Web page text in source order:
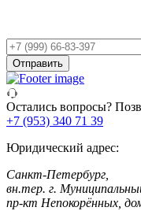
Ваш
телефон
Отправить
Остались вопросы?
+7 (953) 340 71 39
Юридический адрес:
Санкт-Петербург,
вн.тер. г.
пр-кт Непокорённых,